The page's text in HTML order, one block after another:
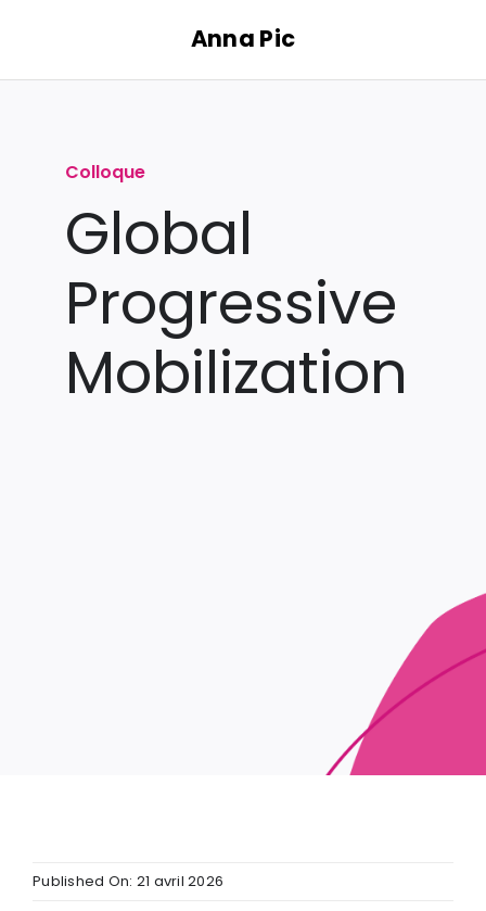
contenu
Anna Pic
Colloque
Global
Progressive
Mobilization
Published On: 21 avril 2026